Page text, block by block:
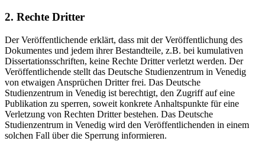
2. Rechte Dritter
Der Veröffentlichende erklärt, dass mit der Veröffentlichung des
Dokumentes und jedem ihrer Bestandteile, z.B. bei kumulativen
Dissertationsschriften, keine Rechte Dritter verletzt werden. Der
Veröffentlichende stellt das Deutsche Studienzentrum in Venedig
von etwaigen Ansprüchen Dritter frei. Das Deutsche
Studienzentrum in Venedig ist berechtigt, den Zugriff auf eine
Publikation zu sperren, soweit konkrete Anhaltspunkte für eine
Verletzung von Rechten Dritter bestehen. Das Deutsche
Studienzentrum in Venedig wird den Veröffentlichenden in einem
solchen Fall über die Sperrung informieren.